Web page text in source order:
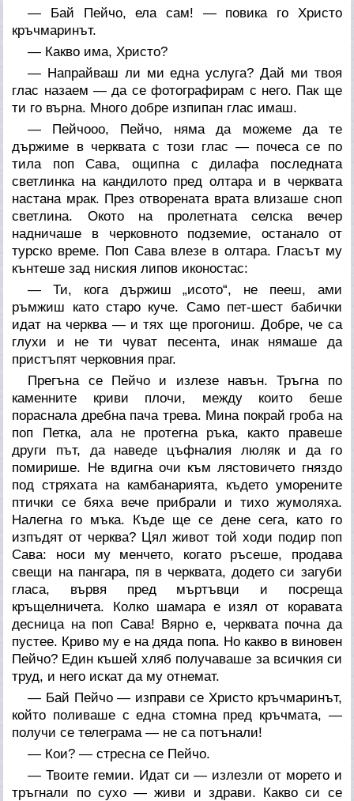
— Бай Пейчо, ела сам! — повика го Христо
кръчмаринът.
— Какво има, Христо?
— Напрайваш ли ми една услуга? Дай ми твоя
глас назаем — да се фотографирам с него. Пак ще
ти го върна. Много добре изпипан глас имаш.
— Пейчооо, Пейчо, няма да можеме да те
държиме в черквата с този глас — почеса се по
тила поп Сава, ощипна с дилафа последната
светлинка на кандилото пред олтара и в черквата
настана мрак. През отворената врата влизаше сноп
светлина. Окото на пролетната селска вечер
надничаше в черковното подземие, останало от
турско време. Поп Сава влезе в олтара. Гласът му
кънтеше зад ниския липов иконостас:
— Ти, кога държиш „исото“, не пееш, ами
ръмжиш като старо куче. Само пет-шест бабички
идат на черква — и тях ще прогониш. Добре, че са
глухи и не ти чуват песента, инак нямаше да
пристъпят черковния праг.
Прегъна се Пейчо и излезе навън. Тръгна по
каменните криви плочи, между които беше
пораснала дребна пача трева. Мина покрай гроба на
поп Петка, ала не протегна ръка, както правеше
други път, да наведе цъфналия люляк и да го
помирише. Не вдигна очи към лястовичето гняздо
под стряхата на камбанарията, където уморените
птички се бяха вече прибрали и тихо жумоляха.
Налегна го мъка. Къде ще се дене сега, като го
изпъдят от черква? Цял живот той ходи подир поп
Сава: носи му менчето, когато ръсеше, продава
свещи на пангара, пя в черквата, додето си загуби
гласа, вървя пред мъртъвци и посреща
кръщелничета. Колко шамара е изял от коравата
десница на поп Сава! Вярно е, черквата почна да
пустее. Криво му е на дяда попа. Но какво в виновен
Пейчо? Един къшей хляб получаваше за всичкия си
труд, и него искат да му отнемат.
— Бай Пейчо — изправи се Христо кръчмаринът,
който поливаше с една стомна пред кръчмата, —
получи се телеграма — не са потънали!
— Кои? — стресна се Пейчо.
— Твоите гемии. Идат си — излезли от морето и
тръгнали по сухо — живи и здрави. Какво си се